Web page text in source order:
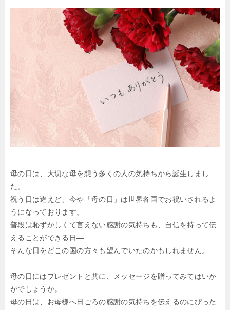
母の日は、大切な母を想う多くの人の気持ちから誕生しまし
た。
祝う日は違えど、今や「母の日」は世界各国でお祝いされるよ
うになっております。
普段は恥ずかしくて言えない感謝の気持ちも、自信を持って伝
えることができる日―
そんな日をどこの国の方々も望んでいたのかもしれません。
母の日にはプレゼントと共に、メッセージを贈ってみてはいか
がでしょうか。
母の日は、お母様へ日ごろの感謝の気持ちを伝えるのにぴった